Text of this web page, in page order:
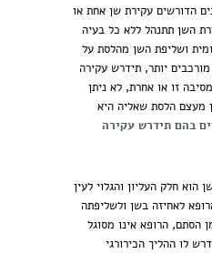
הדורשים עקירת שן אחת או
השן תתנהל ללא כל בעיה
ושליפת השן מהלסת על
יותר, תידרש עקירה
זו או אחרת, לא ניתן
מעצם הלסת שאליה היא
בהם תידרש עקירה
הוא חלק העליון והגלוי לעין
לאחיזה בשן ולשליפתה
הסתם, הרופא אינו מסוגל
לו ההליך הכירורגי